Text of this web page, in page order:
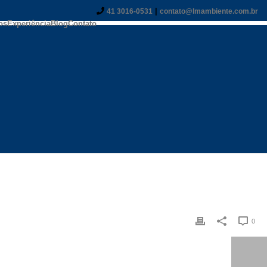
41 3016-0531 contato@lmambiente.com.br
ExperiênciaBlogContato
0